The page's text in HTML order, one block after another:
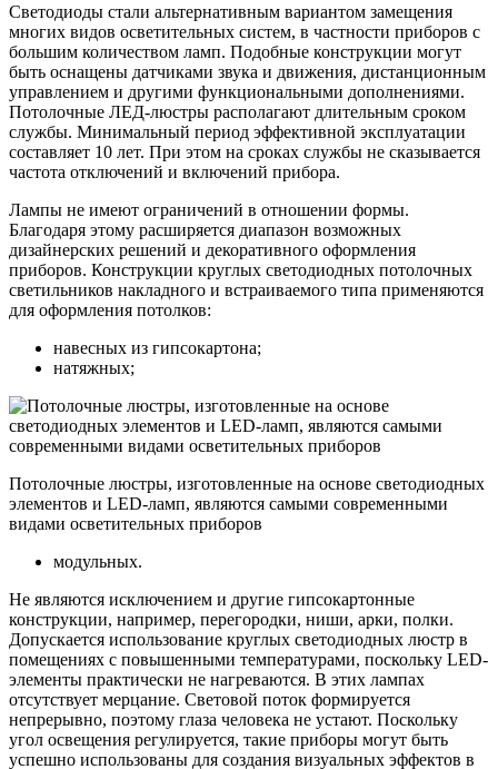
Светодиоды стали альтернативным вариантом замещения
многих видов осветительных систем, в частности приборов с
большим количеством ламп. Подобные конструкции могут
быть оснащены датчиками звука и движения, дистанционным
управлением и другими функциональными дополнениями.
Потолочные ЛЕД-люстры располагают длительным сроком
службы. Минимальный период эффективной эксплуатации
составляет 10 лет. При этом на сроках службы не сказывается
частота отключений и включений прибора.
Лампы не имеют ограничений в отношении формы.
Благодаря этому расширяется диапазон возможных
дизайнерских решений и декоративного оформления
приборов. Конструкции круглых светодиодных потолочных
светильников накладного и встраиваемого типа применяются
для оформления потолков:
навесных из гипсокартона;
натяжных;
Потолочные люстры, изготовленные на основе светодиодных
элементов и LED-ламп, являются самыми современными
видами осветительных приборов
модульных.
Не являются исключением и другие гипсокартонные
конструкции, например, перегородки, ниши, арки, полки.
Допускается использование круглых светодиодных люстр в
помещениях с повышенными температурами, поскольку LED-
элементы практически не нагреваются. В этих лампах
отсутствует мерцание. Световой поток формируется
непрерывно, поэтому глаза человека не устают. Поскольку
угол освещения регулируется, такие приборы могут быть
успешно использованы для создания визуальных эффектов в